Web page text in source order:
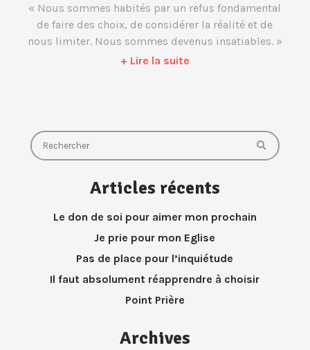
« Nous sommes habités par un refus fondamental
de faire des choix, de considérer la réalité et de
nous limiter. Nous sommes devenus insatiables. »
+ Lire la suite
Articles récents
Le don de soi pour aimer mon prochain
Je prie pour mon Eglise
Pas de place pour l’inquiétude
Il faut absolument réapprendre à choisir
Point Prière
Archives